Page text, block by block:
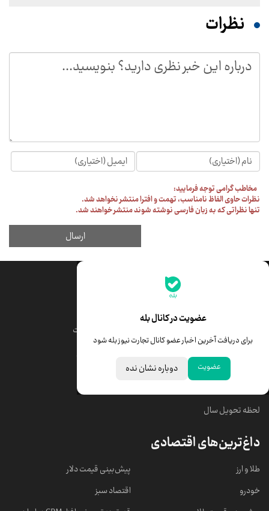
عضویت در کانال بله
برای دریافت آخرین اخبار عضو کانال تجارت نیوز بله شود
عضویت دوباره نشان نده
جدیدترین قیمت‌ها
قیمت درهم امارات
خبرهای مهم
لحظه تحویل سال
داغ‌ترین‌های اقتصادی
طلا و ارز
خودرو
پیش‌بینی قیمت دلار
اقتصاد سبز